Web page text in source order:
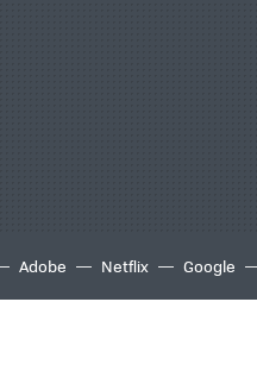
Adobe Netflix Google